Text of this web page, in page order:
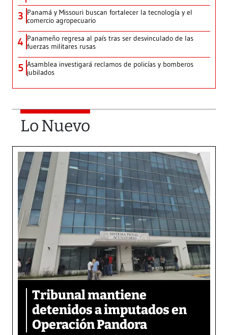
3 Panamá y Missouri buscan fortalecer la tecnología y el
comercio agropecuario
4 Panameño regresa al país tras ser desvinculado de las
fuerzas militares rusas
5 Asamblea investigará reclamos de policías y bomberos
jubilados
Lo Nuevo
Tribunal mantiene
detenidos a imputados en
Operación Pandora